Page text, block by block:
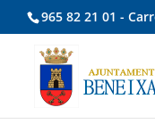
965 82 21 01 -